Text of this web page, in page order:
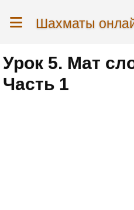
Шахматы
Урок 5. Мат
Часть 1